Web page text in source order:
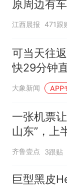
原周边有
修理店铺
江西晨报 471跟
可当天往
快29分钟
大象新闻 APP
一张机票
山东”，上
境游客增长
齐鲁壹点 3跟贴
巨型黑皮